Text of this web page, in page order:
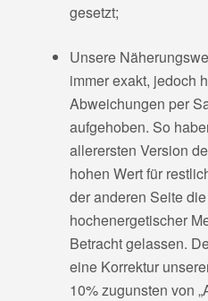
gesetzt;
Unsere
immer exakt, jedoch
Abweichungen per
aufgehoben. So
allerersten Version
hohen Wert für
der anderen Seite
hochenergetischer
Betracht gelassen.
eine Korrektur
10% zugunsten von